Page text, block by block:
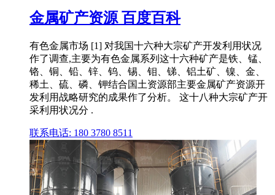
金属矿产资源 百度百科
有色金属市场 [1] 对我国十六种大宗矿产开发利用状况
作了调查,主要为有色金属系列这十六种矿产是铁、锰、
铬、铜、铅、锌、钨、锡、钼、锑、铝土矿、镍、金、
稀土、硫、磷、钾结合国土资源部主要金属矿产资源开
发利用战略研究的成果作了分析。 这十八种大宗矿产开
采利用状况分 .
联系电话: 180 3780 8511